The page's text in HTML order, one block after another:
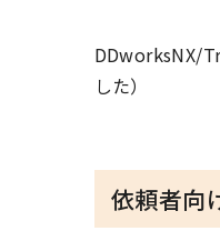
DDworksNX/
した）
依頼者向